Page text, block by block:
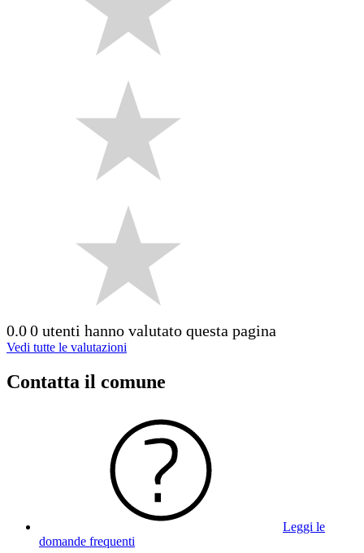
0.00 utenti hanno valutato questa pagina
Vedi tutte le valutazioni
Contatta il comune
Leggi le
domande frequenti